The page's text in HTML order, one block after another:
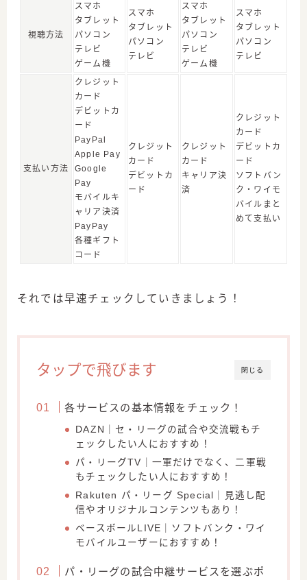
視聴方法
スマホ
タブレット
パソコン
テレビ
ゲーム機
スマホ
タブレット
パソコン
テレビ
スマホ
タブレット
パソコン
テレビ
ゲーム機
スマホ
タブレット
パソコン
テレビ
支払い方法
クレジット
カード
デビットカ
ード
PayPal
Apple Pay
Google
Pay
モバイルキ
ャリア決済
PayPay
各種ギフト
コード
クレジット
カード
デビットカ
ード
クレジット
カード
キャリア決
済
クレジット
カード
デビットカ
ード
ソフトバン
ク・ワイモ
バイルまと
めて支払い
それでは早速チェックしていきましょう！
閉じる
タップで飛びます
各サービスの基本情報をチェック！
DAZN｜セ・リーグの試合や交流戦もチ
ェックしたい人におすすめ！
パ・リーグTV｜一軍だけでなく、二軍戦
もチェックしたい人におすすめ！
Rakuten パ・リーグ Special｜見逃し配
信やオリジナルコンテンツもあり！
ベースボールLIVE｜ソフトバンク・ワイ
モバイルユーザーにおすすめ！
パ・リーグの試合中継サービスを選ぶポ